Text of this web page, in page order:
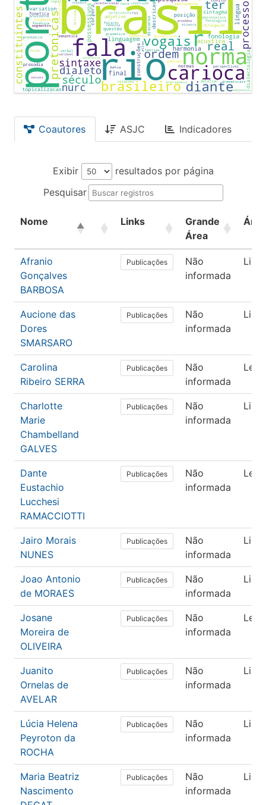
Coautores ASJC Indicadores
Exibir
resultados por página
Pesquisar
Nome Links
Grande
Área
Área
Afranio
Gonçalves
BARBOSA
Publicações
Não
informada
Aucione das
Dores
SMARSARO
Publicações
Não
informada
Carolina
Ribeiro SERRA
Publicações
Não
informada
Charlotte
Marie
Chambelland
GALVES
Publicações
Não
informada
Dante
Eustachio
Lucchesi
RAMACCIOTTI
Publicações
Não
informada
Jairo Morais
NUNES
Publicações
Não
informada
Joao Antonio
de MORAES
Publicações
Não
informada
Josane
Moreira de
OLIVEIRA
Publicações
Não
informada
Juanito
Ornelas de
AVELAR
Publicações
Não
informada
Lúcia Helena
Peyroton da
ROCHA
Publicações
Não
informada
Maria Beatriz
Nascimento
Publicações
Não
informada